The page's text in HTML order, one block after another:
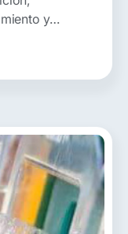
y
más
los